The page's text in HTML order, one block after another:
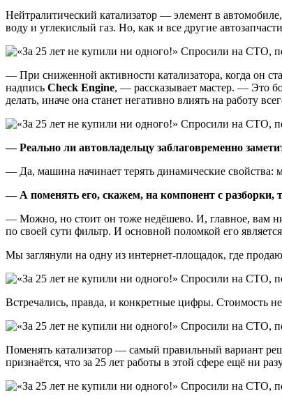
Нейтралитический катализатор — элемент в
воду и углекислый газ. Но, как и все другие
— При сниженной активности катализатора, когда он
надпись Check Engine, — рассказывает мастер. — Это
делать, иначе она станет негативно влиять на работу
— Реально ли автовладельцу заблаговременно
— Да, машина начинает терять динамические свойства:
— А поменять его, скажем, на компонент с
— Можно, но стоит он тоже недёшево. И, главное, вам
по своей сути фильтр. И основной поломкой его
Мы заглянули на одну из интернет-площадок, где
Встречались, правда, и конкретные цифры. Стоимость
Поменять катализатор — самый правильный вариант
признаётся, что за 25 лет работы в этой сфере ещё ни